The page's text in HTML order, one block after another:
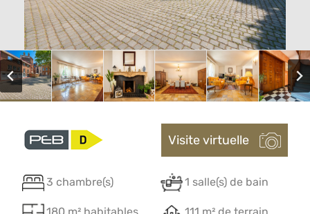
Visite virtuelle
3 chambre(s) 1 salle(s) de bain